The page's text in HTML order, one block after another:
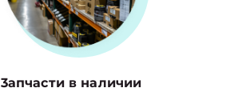
3апчасти в наличии